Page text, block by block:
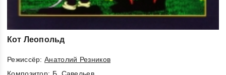
Кот Леопольд
Режиссёр:Анатолий Резников
Композитор: Б. Савельев